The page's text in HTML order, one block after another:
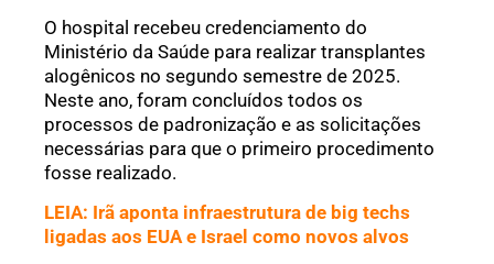
O hospital recebeu credenciamento do
Ministério da Saúde para realizar transplantes
alogênicos no segundo semestre de 2025.
Neste ano, foram concluídos todos os
processos de padronização e as solicitações
necessárias para que o primeiro procedimento
fosse realizado.
LEIA: Irã aponta infraestrutura de big techs
ligadas aos EUA e Israel como novos alvos